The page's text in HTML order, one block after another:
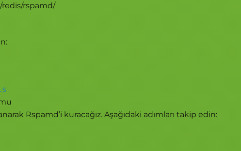
redis/rspamd/
Rspamd’i kuracağız. Aşağıdaki adımları takip edin: